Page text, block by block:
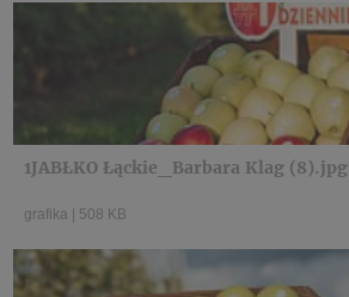
1JABŁKO Łąckie_Barbara Klag (8).jpg
grafika | 508 KB